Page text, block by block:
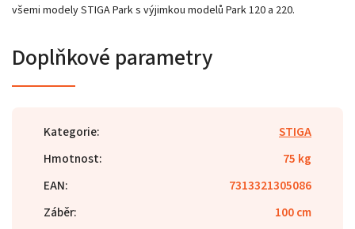
všemi modely STIGA Park s výjimkou modelů Park 120 a 220.
Doplňkové parametry
Kategorie:
STIGA
Hmotnost:
75 kg
EAN:
7313321305086
Záběr:
100 cm